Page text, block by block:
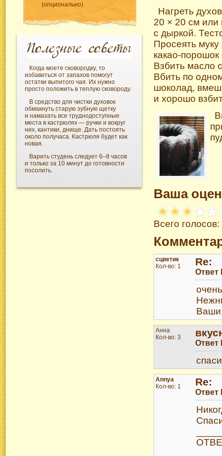
(опционально).
Когда моете сковородку, то
избавиться от запахов помогут
остатки выпитого чая. Их нужно
просто положить в теплую сковороду.
В средство для чистки духовок
обмакнуть старую зубную щетку
и намазать все труднодоступные
места в кастрюлях — ручки и вокруг
них, кантики, днище. Дать постоять
около получаса. Кастрюля будет как
новая.
Варить студень следует 6–8 часов
и только за 10 минут до готовности
посолить.
Нагреть
20 × 20 см или
с дыркой.
Просеять
какао-
Взбить масло
Вбить по
шоколад,
и хорошо
Ваша
Всего
сцветик
Кол-во: 1
Re:
Ваши
Анна
Кол-во: 3
Annya
Кол-во: 1
Re: